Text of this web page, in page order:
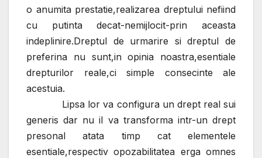
o anumita prestatie,realizarea dreptului nefiind
cu putinta decat-nemijlocit-prin aceasta
indeplinire.Dreptul de urmarire si dreptul de
preferina nu sunt,in opinia noastra,esentiale
drepturilor reale,ci simple consecinte ale
acestuia.
Lipsa lor va configura un drept real sui
generis dar nu il va transforma intr-un drept
presonal atata timp cat elementele
esentiale,respectiv opozabilitatea erga omnes